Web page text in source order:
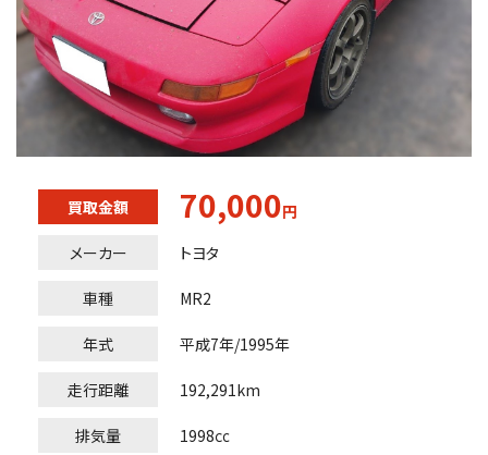
買取金額 70,000円
メーカー
トヨタ
車種 MR2
年式 平成7年/1995年
走行距離 192,291km
排気量 1998㏄